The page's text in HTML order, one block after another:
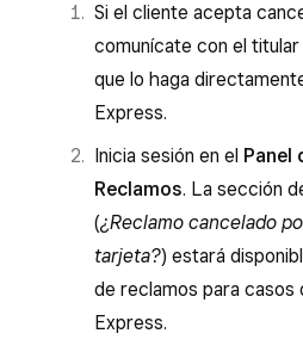
Si el cliente acepta
comunícate con el
que lo haga
Express.
Inicia sesión en el Panel
Reclamos. La sección
(¿Reclamo cancelado
tarjeta?) estará
de reclamos para casos
Express.